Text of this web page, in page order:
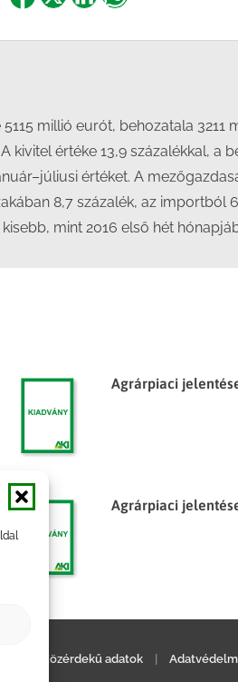
ShareShareShareShare
millió eurót, behozatala
értéke 13,9 százalékkal, a
értéket. A
8,7 százalék, az
mint 2016 első hét
Agrárpiaci
Agrárpiaci
Közérdekű adatok